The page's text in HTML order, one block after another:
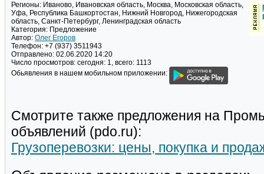
Регионы: Иваново, Ивановская область, Москва, Московская область,
Уфа, Республика Башкортостан, Нижний Новгород, Нижегородская
область, Санкт-Петербург, Ленинградская область
Категория: Предложение
Автор: Олег Егоров
Телефон: +7 (937) 3511943
Отправлено: 02.06.2020 14:20
Число просмотров: сегодня: 1, всего: 1113
Обьявления в нашем мобильном приложении:
Смотрите также предложения на
объявлений (pdo.ru):
Грузоперевозки: цены, покупка и